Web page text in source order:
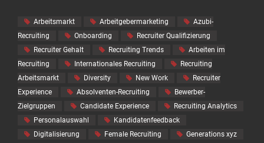
Arbeitsmarkt Arbeitgebermarketing
Azubi-
Recruiting
Onboarding
Recruiter Qualifizierung
Recruiter Gehalt
Recruiting Trends
Arbeiten im
Recruiting
Internationales Recruiting
Recruiting
Arbeitsmarkt
Diversity New Work
Recruiter
Experience
Absolventen-Recruiting
Bewerber-
Zielgruppen
Candidate Experience
Recruiting Analytics
Personalauswahl
Kandidatenfeedback
Digitalisierung
Female Recruiting
Generations xyz